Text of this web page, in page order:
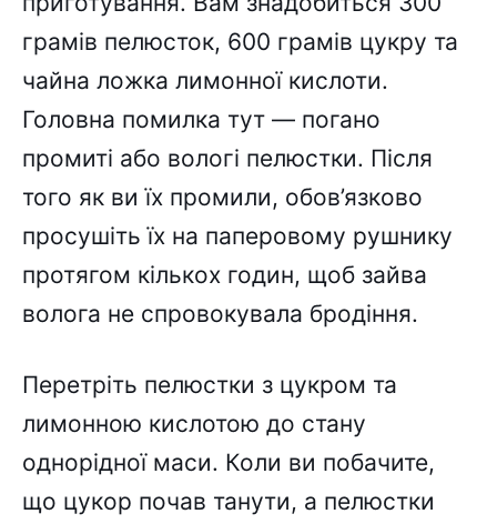
грамів пелюсток, 600 грамів цукру та
чайна ложка лимонної кислоти.
Головна помилка тут — погано
промиті або вологі пелюстки. Після
того як ви їх промили, обов’язково
просушіть їх на паперовому рушнику
протягом кількох годин, щоб зайва
волога не спровокувала бродіння.
Перетріть пелюстки з цукром та
лимонною кислотою до стану
однорідної маси. Коли ви побачите,
що цукор почав танути, а пелюстки